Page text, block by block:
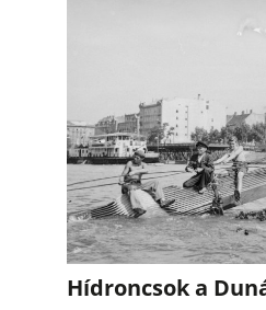
Hídroncsok a